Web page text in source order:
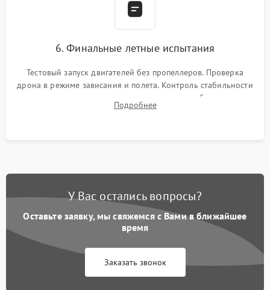
6. Финальные летные испытания
Тестовый запуск двигателей без пропеллеров. Проверка
дрона в режиме зависания и полета. Контроль стабильности
удержания точки, качества передачи видео, работы системы
возврата домой (RTH) и дальности радиосвязи.
Подробнее
У Вас остались вопросы?
Оставьте заявку, мы свяжемся с Вами в ближайшее
время
Заказать звонок